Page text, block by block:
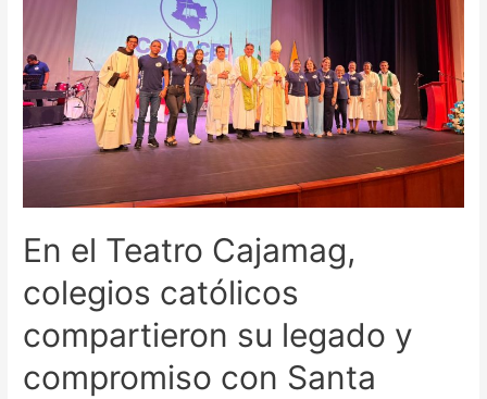
En el Teatro Cajamag,
colegios católicos
compartieron su legado y
compromiso con Santa